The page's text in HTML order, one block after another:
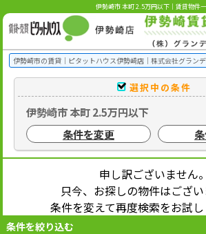
伊勢崎市 本町 2.5万円以下｜賃貸物件
伊勢崎市の賃貸｜ピタットハウス伊勢崎店｜株式会社グラン
選択中の条件
伊勢崎市 本町 2.5万円以下
条件を変更
申し訳ございません。
只今、お探しの物件はござい
条件を変えて再度検索をお試し
条件を絞り込む